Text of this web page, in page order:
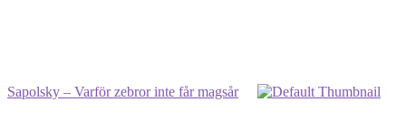
Sapolsky – Varför zebror inte får magsår